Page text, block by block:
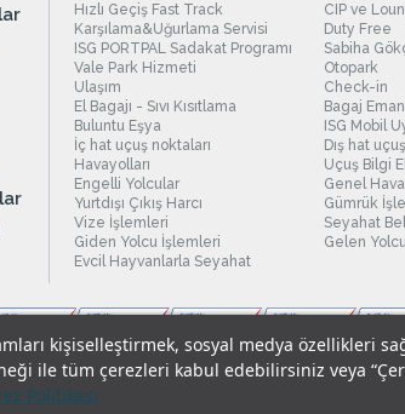
kişiselleştirmek, sosyal medya özellikleri
ile tüm çerezleri kabul edebilirsiniz veya
Politikası
Hızlı Geçiş Fast Track
CIP ve
Karşılama&Uğurlama Servisi
Duty Free
ISG PORTPAL Sadakat Programı
Sabiha
Vale Park Hizmeti
Otopark
Ulaşım
Check-in
El Bagajı - Sıvı Kısıtlama
Bagaj
Buluntu Eşya
ISG Mobil
İç hat uçuş noktaları
Dış hat
Havayolları
Uçuş Bilgi
Engelli Yolcular
Genel
Yurtdışı Çıkış Harcı
Gümrük
Vize İşlemleri
Seyahat
Giden Yolcu İşlemleri
Gelen
Evcil Hayvanlarla Seyahat
Politikamız